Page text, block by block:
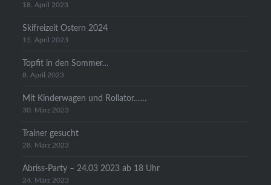
18. April 2023
Skifreizeit Ostern 2024
15. April 2023
Topfit in den Sommer…
8. April 2023
Mit Kinderwagen und Rollator……
30. März 2023
Trainer gesucht
28. März 2023
Abriss-Party – 24.03 2023 ab 18 Uhr
24. März 2023